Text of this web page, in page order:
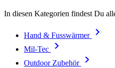
In diesen Kategorien findest Du
Hand & Fusswärmer
Mil-Tec
Outdoor Zubehör